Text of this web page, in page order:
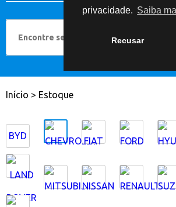
privacidade. Saiba
Recusar
Início > Estoque
BYD